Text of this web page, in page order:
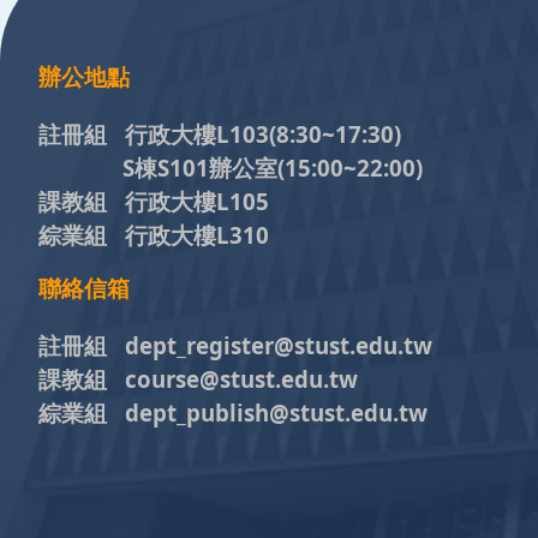
辦公地點
註冊組 行政大樓L103(8:30~17:30)
S棟S101辦公室(15:00~22:00)
課教組 行政大樓L105
綜業組 行政大樓L310
聯絡信箱
註冊組 dept_register@stust.edu.tw
課教組 course@stust.edu.tw
綜業組 dept_publish@stust.edu.tw